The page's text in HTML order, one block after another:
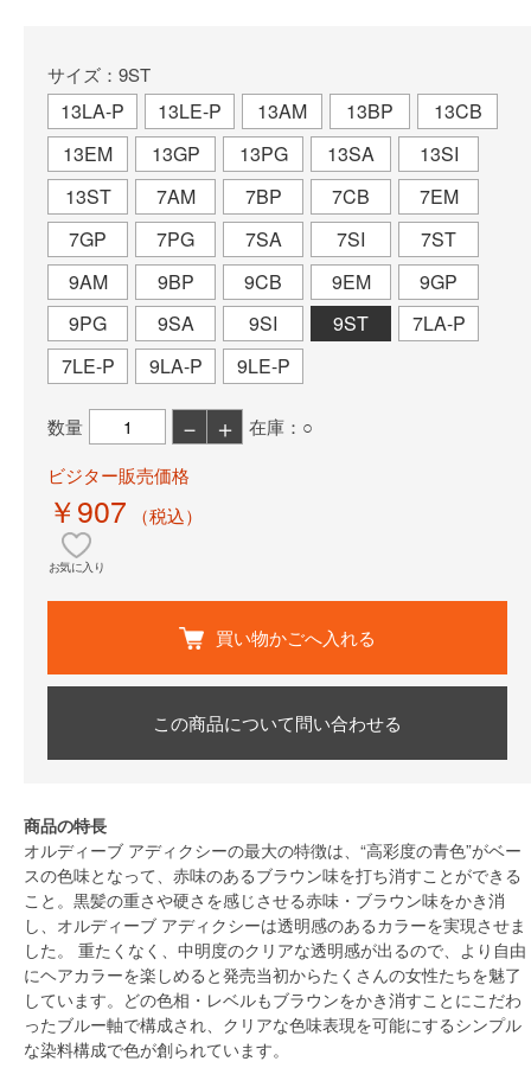
サイズ：9ST
13LA-P 13LE-P 13AM 13BP
13CB
13EM
13GP 13PG 13SA
13SI
13ST
7AM 7BP 7CB
7EM
7GP
7PG 7SA 7SI
7ST
9AM
9BP 9CB 9EM
9GP
9PG
9SA 9SI 9ST
7LA-P
7LE-P
9LA-P 9LE-P
数量 － ＋
在庫：○
ビジター販売価格
￥907 （税込）
お気に入り
買い物かごへ入れる
この商品について問い合わせる
商品の特長
オルディーブ アディクシーの最大の特徴は、“高彩度の青色”がベー
スの色味となって、赤味のあるブラウン味を打ち消すことができる
こと。黒髪の重さや硬さを感じさせる赤味・ブラウン味をかき消
し、オルディーブ アディクシーは透明感のあるカラーを実現させま
した。 重たくなく、中明度のクリアな透明感が出るので、より自由
にヘアカラーを楽しめると発売当初からたくさんの女性たちを魅了
しています。どの色相・レベルもブラウンをかき消すことにこだわ
ったブルー軸で構成され、クリアな色味表現を可能にするシンプル
な染料構成で色が創られています。